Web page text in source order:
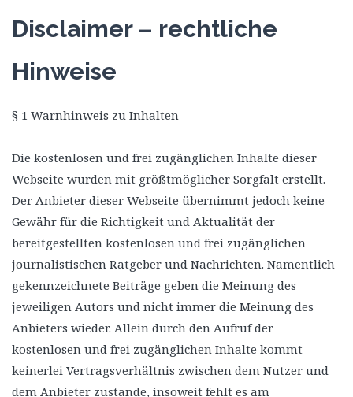
Disclaimer – rechtliche
Hinweise
§ 1 Warnhinweis zu Inhalten
Die kostenlosen und frei zugänglichen Inhalte dieser
Webseite wurden mit größtmöglicher Sorgfalt erstellt.
Der Anbieter dieser Webseite übernimmt jedoch keine
Gewähr für die Richtigkeit und Aktualität der
bereitgestellten kostenlosen und frei zugänglichen
journalistischen Ratgeber und Nachrichten. Namentlich
gekennzeichnete Beiträge geben die Meinung des
jeweiligen Autors und nicht immer die Meinung des
Anbieters wieder. Allein durch den Aufruf der
kostenlosen und frei zugänglichen Inhalte kommt
keinerlei Vertragsverhältnis zwischen dem Nutzer und
dem Anbieter zustande, insoweit fehlt es am